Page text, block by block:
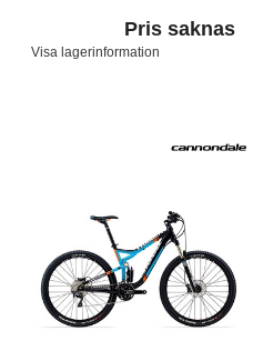
Pris saknas
Visa lagerinformation